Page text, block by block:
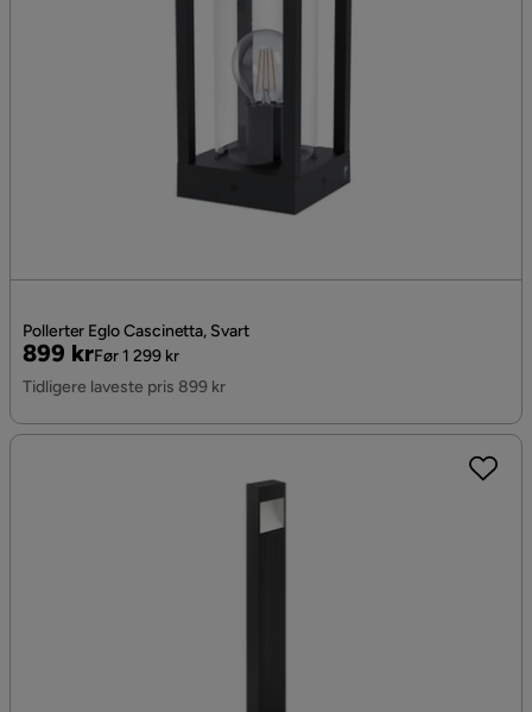
Pollerter Eglo Cascinetta, Svart
Pris
899 kr
Original
Pris
Før 1 299 kr
Tidligere laveste pris 899 kr